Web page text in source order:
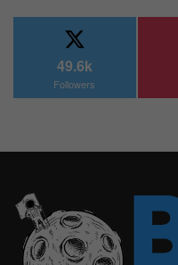
49.6k
Followers